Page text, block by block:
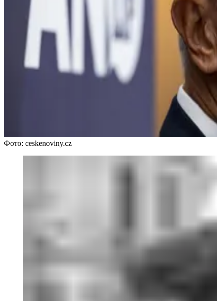
Фото: ceskenoviny.cz